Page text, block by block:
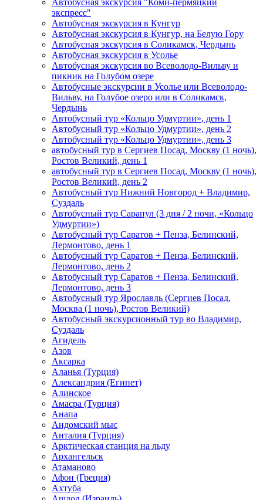
Автобусная экскурсия "Коми-пермяцкий
экспресс"
Автобусная экскурсия в Кунгур
Автобусная экскурсия в Кунгур, на Белую Гору
Автобусная экскурсия в Соликамск, Чердынь
Автобусная экскурсия в Усолье
Автобусная экскурсия во Всеволодо-Вильву и
пикник на Голубом озере
Автобусные экскурсии в Усолье или Всеволодо-
Вильву, на Голубое озеро или в Соликамск,
Чердынь
Автобусный тур «Кольцо Удмуртии», день 1
Автобусный тур «Кольцо Удмуртии», день 2
Автобусный тур «Кольцо Удмуртии», день 3
автобусный тур в Сергиев Посад, Москву (1 ночь),
Ростов Великий, день 1
автобусный тур в Сергиев Посад, Москву (1 ночь),
Ростов Великий, день 2
Автобусный тур Нижний Новгород + Владимир,
Суздаль
Автобусный тур Сарапул (3 дня / 2 ночи, «Кольцо
Удмуртии»)
Автобусный тур Саратов + Пенза, Белинский,
Лермонтово, день 1
Автобусный тур Саратов + Пенза, Белинский,
Лермонтово, день 2
Автобусный тур Саратов + Пенза, Белинский,
Лермонтово, день 3
Автобусный тур Ярославль (Сергиев Посад,
Москва (1 ночь), Ростов Великий)
Автобусный экскурсионный тур во Владимир,
Суздаль
Агидель
Азов
Аксарка
Аланья (Турция)
Александрия (Египет)
Алинское
Амасра (Турция)
Анапа
Андомский мыс
Анталия (Турция)
Арктическая станция на льду
Архангельск
Атаманово
Афон (Греция)
Ахтуба